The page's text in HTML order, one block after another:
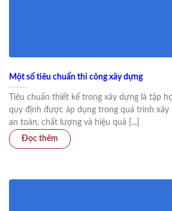
Một số tiêu chuẩn thi công xây dựng
Tiêu chuẩn thiết kế trong xây dựng là tập
quy định được áp dụng trong quá trình xây
an toàn, chất lượng và hiệu quả [...]